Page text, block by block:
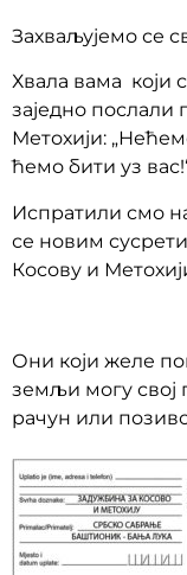
Захваљујемо се
Хвала вама који
заједно послали
Метохији:
ћемо бити уз
Испратили смо
се новим
Косову и
Они који желе
земљи могу свој
рачун или